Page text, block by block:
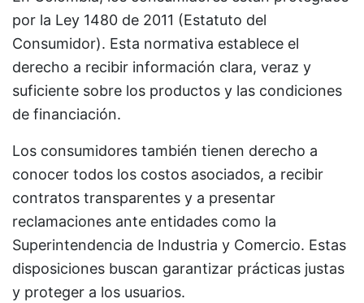
por la Ley 1480 de 2011 (Estatuto del
Consumidor). Esta normativa establece el
derecho a recibir información clara, veraz y
suficiente sobre los productos y las condiciones
de financiación.
Los consumidores también tienen derecho a
conocer todos los costos asociados, a recibir
contratos transparentes y a presentar
reclamaciones ante entidades como la
Superintendencia de Industria y Comercio. Estas
disposiciones buscan garantizar prácticas justas
y proteger a los usuarios.